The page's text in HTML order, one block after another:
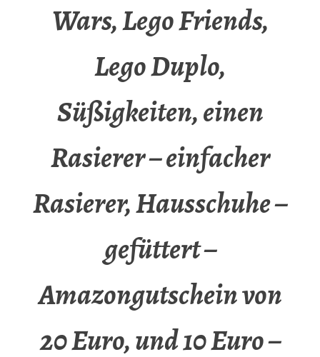
Wars, Lego Friends,
Lego Duplo,
Süßigkeiten, einen
Rasierer – einfacher
Rasierer, Hausschuhe –
gefüttert –
Amazongutschein von
20 Euro, und 10 Euro –